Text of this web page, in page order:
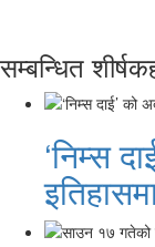
सम्बन्धित
‘निम्स